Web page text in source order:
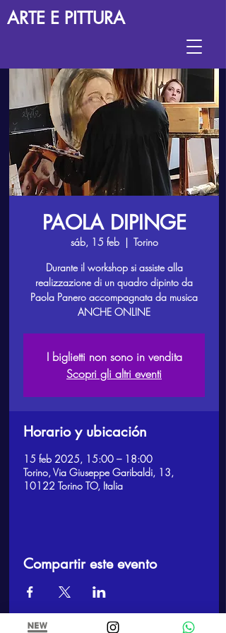
ARTE E PITTURA
PAOLA DIPINGE
sáb, 15 feb
  |
Torino
Durante il workshop si assiste alla
realizzazione di un quadro dipinto da
Paola Panero accompagnata da musica
ANCHE ONLINE
I biglietti non sono in vendita
Scopri gli altri eventi
Horario y ubicación
15 feb 2025, 15:00 – 18:00
Torino, Via Giuseppe Garibaldi, 13,
10122 Torino TO, Italia
Compartir este evento